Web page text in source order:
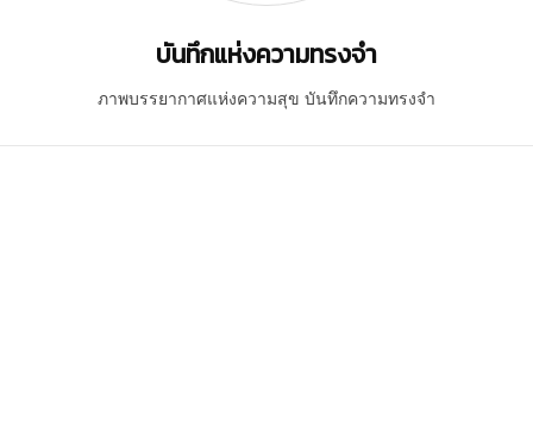
บันทึกแห่งความทรงจำ
ภาพบรรยากาศแห่งความสุข บันทึกความทรงจำ